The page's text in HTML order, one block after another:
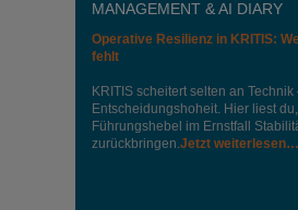
MANAGEMENT & AI DIARY
Operative Resilienz in KRITIS:
fehlt
KRITIS scheitert selten an
Entscheidungshoheit. Hier liest
Führungshebel im Ernstfall
zurückbringen.Jetzt weiterlesen…